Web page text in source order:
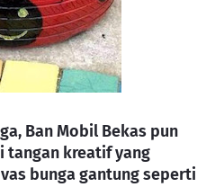
Ban Mobil Bekas pun
tangan kreatif yang
bunga gantung seperti